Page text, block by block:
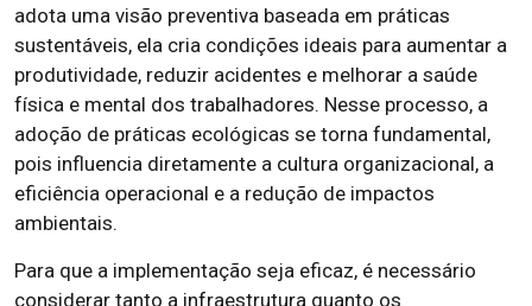
adota uma visão preventiva baseada em práticas
sustentáveis, ela cria condições ideais para aumentar a
produtividade, reduzir acidentes e melhorar a saúde
física e mental dos trabalhadores. Nesse processo, a
adoção de práticas ecológicas se torna fundamental,
pois influencia diretamente a cultura organizacional, a
eficiência operacional e a redução de impactos
ambientais.
Para que a implementação seja eficaz, é necessário
considerar tanto a infraestrutura quanto os